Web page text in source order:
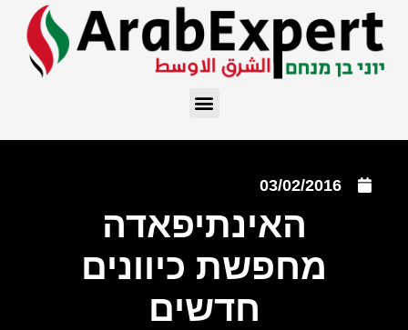
03/02/2016
האינתיפאדה
מחפשת כיוונים
חדשים